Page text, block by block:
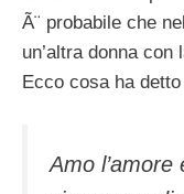
Ã¨ probabile che
un’altra donna
Ecco cosa ha
Amo